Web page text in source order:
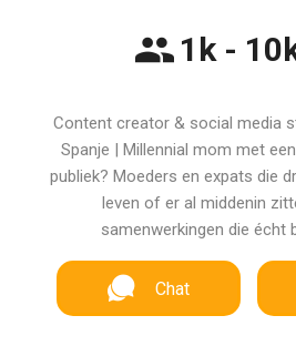
1k -
Content creator & social media
Spanje | Millennial mom met
publiek? Moeders en expats die
leven of er al middenin
samenwerkingen die écht
Chat